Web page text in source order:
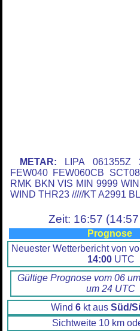
METAR: LIPA 061355Z
FEW040 FEW060CB
RMK BKN VIS MIN 9999
WIND THR23 /////KT A2991
Zeit: 16:57
Prognose
Neuester Wetterbericht von
14:00UTC
Gültige Prognose vom 06
um 24 UTC
Wind 6kt aus Süd/
Sichtweite 10 km